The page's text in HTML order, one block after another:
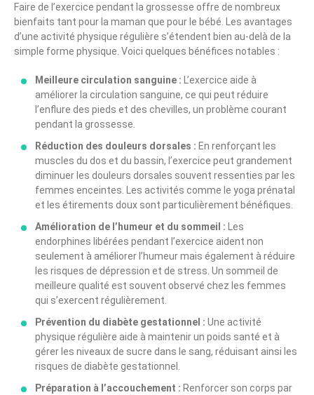
Faire de l’exercice pendant la grossesse offre de nombreux
bienfaits tant pour la maman que pour le bébé. Les avantages
d’une activité physique régulière s’étendent bien au-delà de la
simple forme physique. Voici quelques bénéfices notables :
Meilleure circulation sanguine : L’exercice aide à
améliorer la circulation sanguine, ce qui peut réduire
l’enflure des pieds et des chevilles, un problème courant
pendant la grossesse.
Réduction des douleurs dorsales : En renforçant les
muscles du dos et du bassin, l’exercice peut grandement
diminuer les douleurs dorsales souvent ressenties par les
femmes enceintes. Les activités comme le yoga prénatal
et les étirements doux sont particulièrement bénéfiques.
Amélioration de l’humeur et du sommeil : Les
endorphines libérées pendant l’exercice aident non
seulement à améliorer l’humeur mais également à réduire
les risques de dépression et de stress. Un sommeil de
meilleure qualité est souvent observé chez les femmes
qui s’exercent régulièrement.
Prévention du diabète gestationnel : Une activité
physique régulière aide à maintenir un poids santé et à
gérer les niveaux de sucre dans le sang, réduisant ainsi les
risques de diabète gestationnel.
Préparation à l’accouchement : Renforcer son corps par